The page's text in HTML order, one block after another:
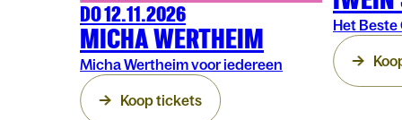
COMEDYARENBERG
DO 12.11.2026
MICHA WERTHEIM
Micha Wertheim voor iedereen
Koop tickets
Het Beste